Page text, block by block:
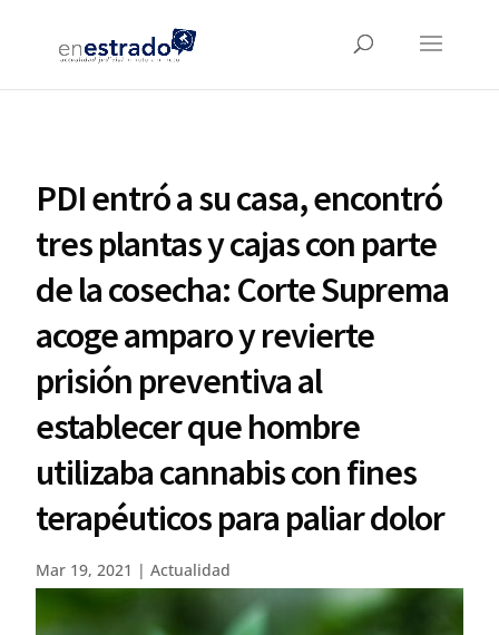
PDI entró a su casa, encontró
tres plantas y cajas con parte
de la cosecha: Corte Suprema
acoge amparo y revierte
prisión preventiva al
establecer que hombre
utilizaba cannabis con fines
terapéuticos para paliar dolor
Mar 19, 2021 |Actualidad